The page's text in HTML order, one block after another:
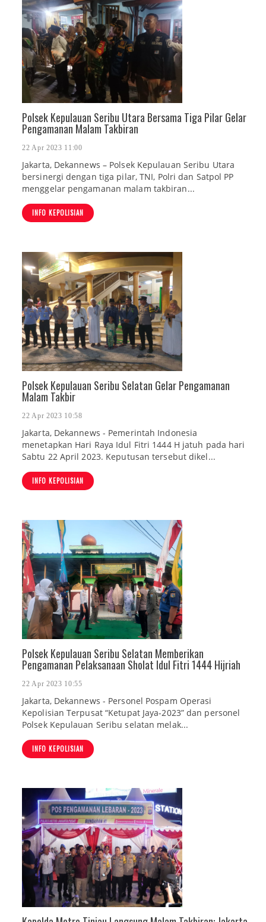
Polsek Kepulauan Seribu Utara Bersama Tiga Pilar Gelar
Pengamanan Malam Takbiran
22 Apr 2023 11:00
Jakarta, Dekannews – Polsek Kepulauan Seribu Utara
bersinergi dengan tiga pilar, TNI, Polri dan Satpol PP
menggelar pengamanan malam takbiran...
INFO KEPOLISIAN
Polsek Kepulauan Seribu Selatan Gelar Pengamanan
Malam Takbir
22 Apr 2023 10:58
Jakarta, Dekannews - Pemerintah Indonesia
menetapkan Hari Raya Idul Fitri 1444 H jatuh pada hari
Sabtu 22 April 2023. Keputusan tersebut dikel...
INFO KEPOLISIAN
Polsek Kepulauan Seribu Selatan Memberikan
Pengamanan Pelaksanaan Sholat Idul Fitri 1444 Hijriah
22 Apr 2023 10:55
Jakarta, Dekannews - Personel Pospam Operasi
Kepolisian Terpusat “Ketupat Jaya-2023” dan personel
Polsek Kepulauan Seribu selatan melak...
INFO KEPOLISIAN